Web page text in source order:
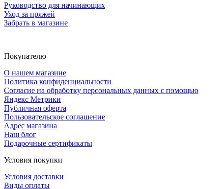
Руководство для начинающих
Уход за пряжей
Забрать в магазине
Покупателю
О нашем магазине
Политика конфиденциальности
Согласие на обработку персональных данных с помощью
Яндекс Метрики
Публичная оферта
Пользовательское соглашение
Адрес магазина
Наш блог
Подарочные сертификаты
Условия покупки
Условия доставки
Виды оплаты